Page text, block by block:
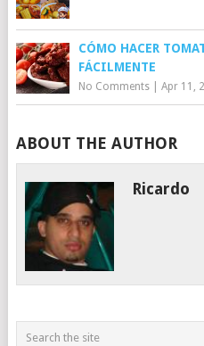
CÓMO HACER
FÁCILMENTE
No Comments| Apr 11,
ABOUT THE AUTHOR
Ricardo